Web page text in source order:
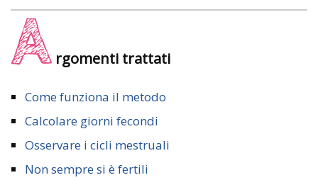
A rgomenti trattati
Come funziona il metodo
Calcolare giorni fecondi
Osservare i cicli mestruali
Non sempre si è fertili